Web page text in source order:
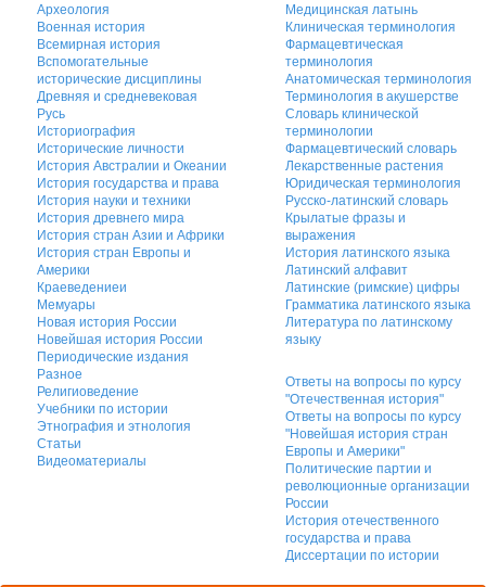
Археология
Военная история
Всемирная история
Вспомогательные
исторические дисциплины
Древняя и средневековая
Русь
Историография
Исторические личности
История Австралии и Океании
История государства и права
История науки и техники
История древнего мира
История стран Азии и Африки
История стран Европы и
Америки
Краеведениеи
Мемуары
Новая история России
Новейшая история России
Периодические издания
Разное
Религиоведение
Учебники по истории
Этнография и этнология
Статьи
Видеоматериалы
Медицинская латынь
Клиническая терминология
Фармацевтическая
терминология
Анатомическая терминология
Терминология в акушерстве
Словарь клинической
терминологии
Фармацевтический словарь
Лекарственные растения
Юридическая терминология
Русско-латинский словарь
Крылатые фразы и
выражения
История латинского языка
Латинский алфавит
Латинские (римские) цифры
Грамматика латинского языка
Литература по латинскому
языку
Ответы на вопросы по курсу
"Отечественная история"
Ответы на вопросы по курсу
"Новейшая история стран
Европы и Америки"
Политические партии и
революционные организации
России
История отечественного
государства и права
Диссертации по истории